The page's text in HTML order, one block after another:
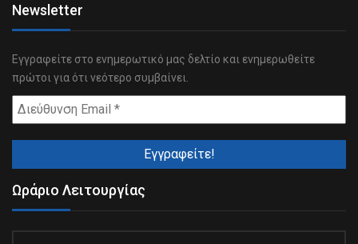
Newsletter
Εγγραφείτε στο ενημερωτικό μας δελτίο και ενημερωθείτε
πρώτοι για ότι νεότερο συμβαίνει.
Ωράριο Λειτουργίας